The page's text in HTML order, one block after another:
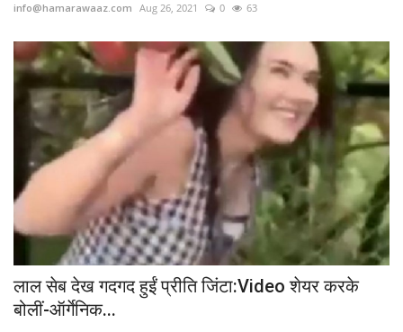
info@hamarawaaz.com Aug 26, 2021 0 63
लाल सेब देख गदगद हुईं प्रीति जिंटा:Video शेयर करके
बोलीं-ऑर्गेनिक...